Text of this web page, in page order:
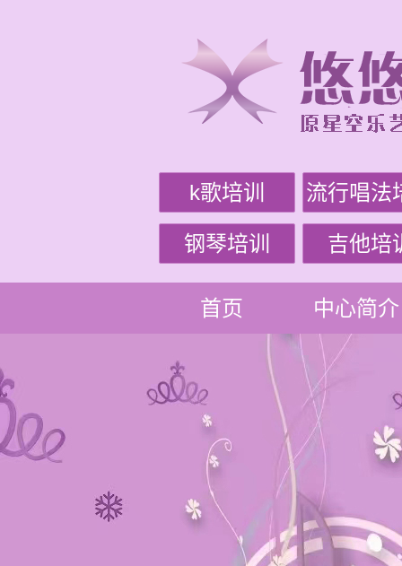
k歌培训 流行唱法
钢琴培训 吉他培
首页 中心简介